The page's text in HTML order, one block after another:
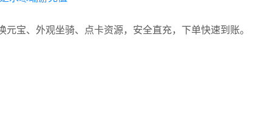
元宝、外观坐骑、点卡资源，安全直充，下单快速到账。